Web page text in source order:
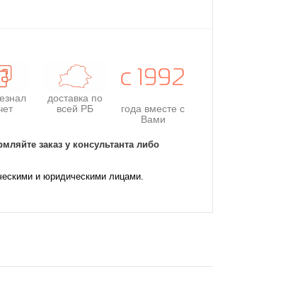
доставка по
всей РБ
года вместе с
Вами
заказ у консультанта либо
и юридическими лицами.